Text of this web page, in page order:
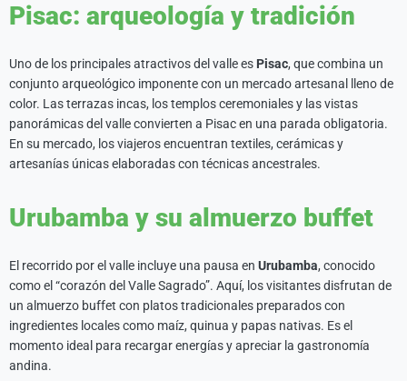
Pisac: arqueología y tradición
Uno de los principales atractivos del valle es Pisac, que combina un
conjunto arqueológico imponente con un mercado artesanal lleno de
color. Las terrazas incas, los templos ceremoniales y las vistas
panorámicas del valle convierten a Pisac en una parada obligatoria.
En su mercado, los viajeros encuentran textiles, cerámicas y
artesanías únicas elaboradas con técnicas ancestrales.
Urubamba y su almuerzo buffet
El recorrido por el valle incluye una pausa en Urubamba, conocido
como el “corazón del Valle Sagrado”. Aquí, los visitantes disfrutan de
un almuerzo buffet con platos tradicionales preparados con
ingredientes locales como maíz, quinua y papas nativas. Es el
momento ideal para recargar energías y apreciar la gastronomía
andina.